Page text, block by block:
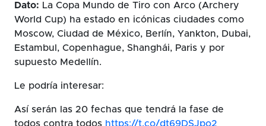
Dato: La Copa Mundo de Tiro con Arco (Archery
World Cup) ha estado en icónicas ciudades como
Moscow, Ciudad de México, Berlín, Yankton, Dubai,
Estambul, Copenhague, Shanghái, Paris y por
supuesto Medellín.
Le podría interesar:
Así serán las 20 fechas que tendrá la fase de
todos contra todos https://t.co/dt69DSJpo2